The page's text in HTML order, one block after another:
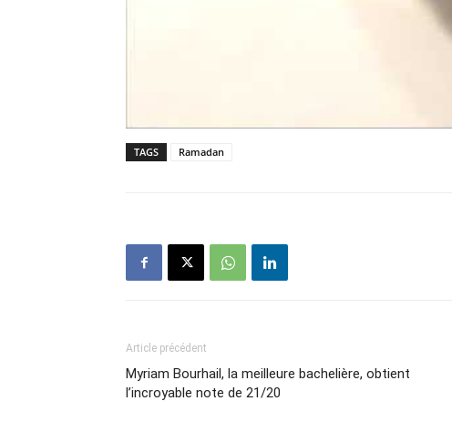
TAGS Ramadan
Article précédent
Myriam Bourhail, la meilleure bachelière, obtient
l’incroyable note de 21/20